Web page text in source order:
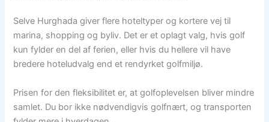
Selve Hurghada giver flere hoteltyper og kortere vej til
marina, shopping og byliv. Det er et oplagt valg, hvis golf
kun fylder en del af ferien, eller hvis du hellere vil have
bredere hoteludvalg end et rendyrket golfmiljø.
Prisen for den fleksibilitet er, at golfoplevelsen bliver mindre
samlet. Du bor ikke nødvendigvis golfnært, og transporten